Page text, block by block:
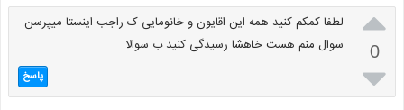

0

لطفا کمکم کنید همه این اقایون و خانومایی ک راجب اینستا میپرسن
سوال منم هست خاهشا رسیدگی کنید ب سوالا
پاسخ